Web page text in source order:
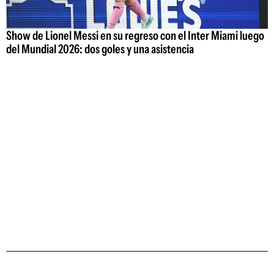
Show de Lionel Messi en su regreso con el Inter Miami luego
del Mundial 2026: dos goles y una asistencia